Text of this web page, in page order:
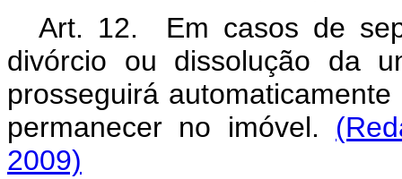
Art. 12. Em casos de
divórcio ou dissolução da
prosseguirá
permanecer no imóvel.
2009)